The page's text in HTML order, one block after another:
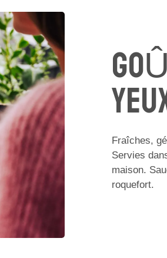
Fraîches,
Servies
maison.
roquefort.